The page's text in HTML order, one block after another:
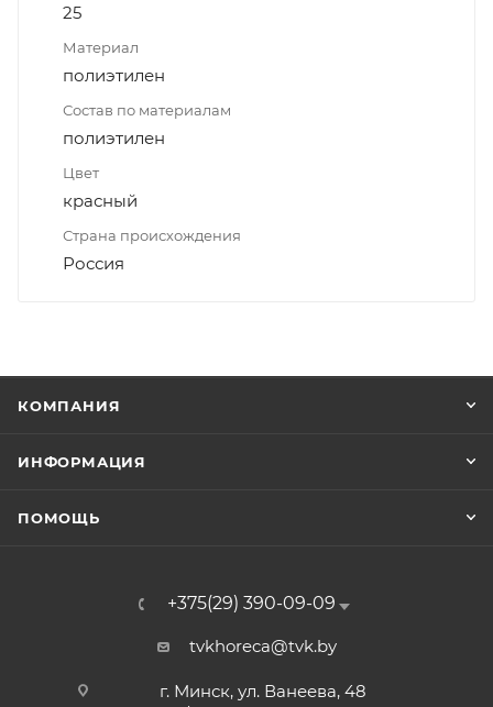
25
Материал
полиэтилен
Состав по материалам
полиэтилен
Цвет
красный
Страна происхождения
Россия
КОМПАНИЯ
ИНФОРМАЦИЯ
ПОМОЩЬ
+375(29) 390-09-09
tvkhoreca@tvk.by
г. Минск, ул. Ванеева, 48